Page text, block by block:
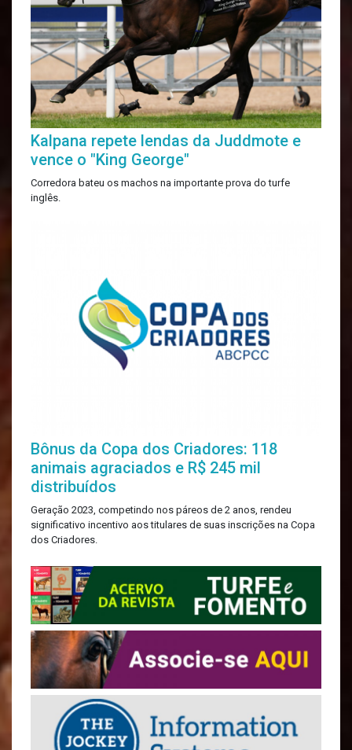
Kalpana repete lendas da Juddmote e
vence o "King George"
Corredora bateu os machos na importante prova do turfe
inglês.
Bônus da Copa dos Criadores: 118
animais agraciados e R$ 245 mil
distribuídos
Geração 2023, competindo nos páreos de 2 anos, rendeu
significativo incentivo aos titulares de suas inscrições na Copa
dos Criadores.